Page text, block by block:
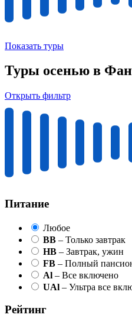
Показать туры
Туры осенью в
Открыть фильтр
Питание
Любое
BB – Только завтрак
HB – Завтрак, ужин
FB – Полный
Al – Все включено
UAl – Ультра все
Рейтинг